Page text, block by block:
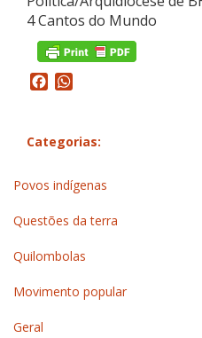
4 Cantos do Mundo
Facebook
Categorias:
Povos indígenas
Questões da terra
Quilombolas
Movimento popular
Geral